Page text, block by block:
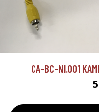
CA-BC-NI.001